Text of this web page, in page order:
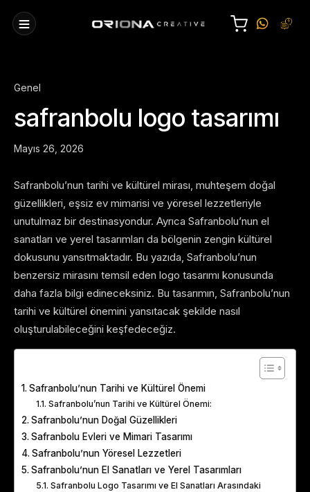
Genel
safranbolu logo tasarımı
Mayıs 26, 2026
Safranbolu’nun tarihi ve kültürel mirası, muhteşem doğal
güzellikleri, eşsiz ev mimarisi ve yöresel lezzetleriyle
unutulmaz bir destinasyondur. Ayrıca Safranbolu’nun el
sanatları ve yerel tasarımları da bölgenin zengin kültürel
dokusunu yansıtmaktadır. Bu yazıda, Safranbolu’nun
benzersiz mirasını temsil eden logo tasarımı konusunda
daha fazla bilgi edineceksiniz. Bu tasarımın, Safranbolu’nun
tarihi ve kültürel önemini yansıtacak şekilde nasıl
oluşturulabileceğini keşfedeceğiz.
Safranbolu’nun Tarihi ve Kültürel Önemi
Safranbolu’nun Tarihi ve Kültürel Önemi:
Safranbolu’nun Doğal Güzellikleri
Safranbolu Evleri ve Mimari Tasarımı
Safranbolu’nun Yöresel Lezzetleri
Safranbolu’nun El Sanatları ve Yerel Tasarımları
Safranbolu Logo Tasarımı ve El Sanatları Arasındaki